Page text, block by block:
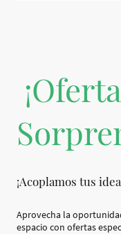
¡Acoplamos tus
Aprovecha la
espacio con ofertas